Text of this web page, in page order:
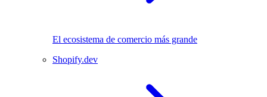
El ecosistema de comercio más grande
Shopify.dev